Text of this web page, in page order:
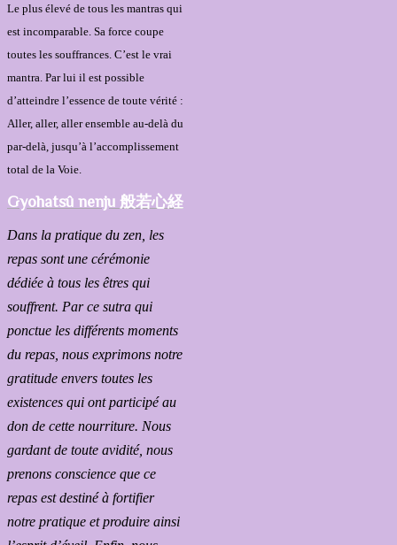
Le plus élevé de tous les mantras qui
est incomparable. Sa force coupe
toutes les souffrances. C’est le vrai
mantra. Par lui il est possible
d’atteindre l’essence de toute vérité :
Aller, aller, aller ensemble au-delà du
par-delà, jusqu’à l’accomplissement
total de la Voie.
Gyohatsû nenju 般若心経
Dans la pratique du zen, les
repas sont une cérémonie
dédiée à tous les êtres qui
souffrent. Par ce sutra qui
ponctue les différents moments
du repas, nous exprimons notre
gratitude envers toutes les
existences qui ont participé au
don de cette nourriture. Nous
gardant de toute avidité, nous
prenons conscience que ce
repas est destiné à fortifier
notre pratique et produire ainsi